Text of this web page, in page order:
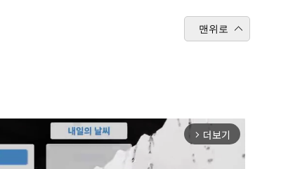
맨위로
arrow_forward_ios 더보기